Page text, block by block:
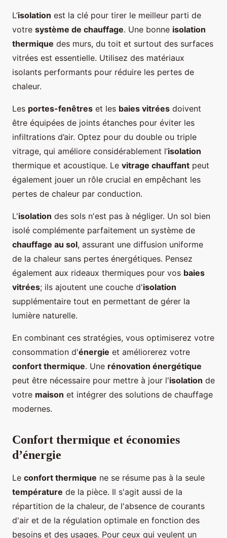
L’isolation est la clé pour tirer le meilleur parti de
votre système de chauffage. Une bonne isolation
thermique des murs, du toit et surtout des surfaces
vitrées est essentielle. Utilisez des matériaux
isolants performants pour réduire les pertes de
chaleur.
Les portes-fenêtres et les baies vitrées doivent
être équipées de joints étanches pour éviter les
infiltrations d’air. Optez pour du double ou triple
vitrage, qui améliore considérablement l’isolation
thermique et acoustique. Le vitrage chauffant peut
également jouer un rôle crucial en empêchant les
pertes de chaleur par conduction.
L'isolation des sols n'est pas à négliger. Un sol bien
isolé complémente parfaitement un système de
chauffage au sol, assurant une diffusion uniforme
de la chaleur sans pertes énergétiques. Pensez
également aux rideaux thermiques pour vos baies
vitrées; ils ajoutent une couche d'isolation
supplémentaire tout en permettant de gérer la
lumière naturelle.
En combinant ces stratégies, vous optimiserez votre
consommation d'énergie et améliorerez votre
confort thermique. Une rénovation énergétique
peut être nécessaire pour mettre à jour l'isolation de
votre maison et intégrer des solutions de chauffage
modernes.
Confort thermique et économies
d’énergie
Le confort thermique ne se résume pas à la seule
température de la pièce. Il s'agit aussi de la
répartition de la chaleur, de l'absence de courants
d'air et de la régulation optimale en fonction des
besoins et des usages. Pour ceux qui veulent un